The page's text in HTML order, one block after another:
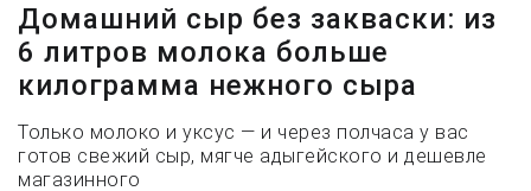
Домашний сыр без закваски: из
6 литров молока больше
килограмма нежного сыра
Только молоко и уксус — и через полчаса у вас
готов свежий сыр, мягче адыгейского и дешевле
магазинного